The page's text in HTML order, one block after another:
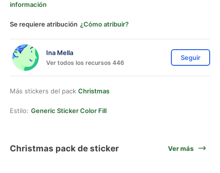
información
Se requiere atribución ¿Cómo atribuir?
Ina Mella
Ver todos los recursos 446
Seguir
Más stickers del pack Christmas
Estilo: Generic Sticker Color Fill
Christmas pack de sticker Ver más